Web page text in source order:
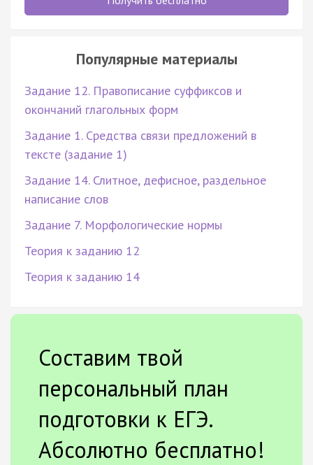
Популярные материалы
Задание 12. Правописание суффиксов и
окончаний глагольных форм
Задание 1. Средства связи предложений в
тексте (задание 1)
Задание 14. Слитное, дефисное, раздельное
написание слов
Задание 7. Морфологические нормы
Теория к заданию 12
Теория к заданию 14
Составим твой
персональный план
подготовки к ЕГЭ.
Абсолютно бесплатно!